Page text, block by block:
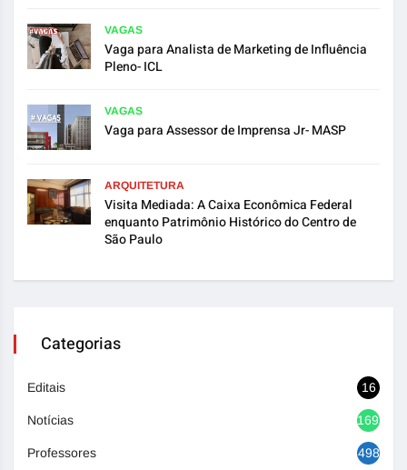
VAGAS
Vaga para Analista de Marketing de Influência
Pleno- ICL
VAGAS
Vaga para Assessor de Imprensa Jr- MASP
ARQUITETURA
Visita Mediada: A Caixa Econômica Federal
enquanto Patrimônio Histórico do Centro de
São Paulo
Categorias
Editais 16
Notícias 1692
Professores 498